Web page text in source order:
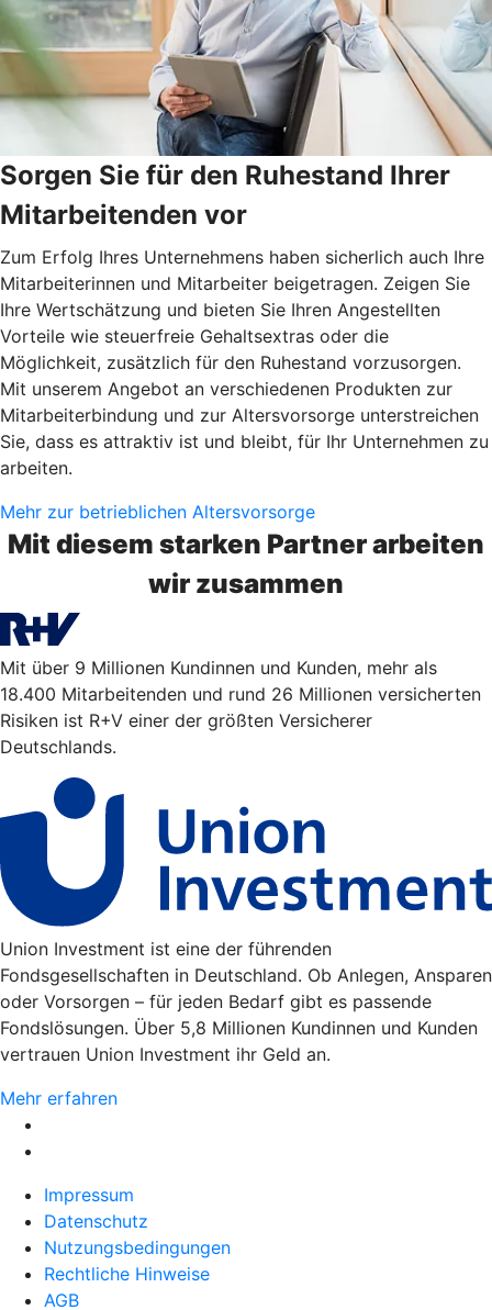
Sorgen Sie für den Ruhestand Ihrer
Mitarbeitenden vor
Zum Erfolg Ihres Unternehmens haben sicherlich auch Ihre
Mitarbeiterinnen und Mitarbeiter beigetragen. Zeigen Sie
Ihre Wertschätzung und bieten Sie Ihren Angestellten
Vorteile wie steuerfreie Gehaltsextras oder die
Möglichkeit, zusätzlich für den Ruhestand vorzusorgen.
Mit unserem Angebot an verschiedenen Produkten zur
Mitarbeiterbindung und zur Altersvorsorge unterstreichen
Sie, dass es attraktiv ist und bleibt, für Ihr Unternehmen zu
arbeiten.
Mehr zur betrieblichen Altersvorsorge
Mit diesem starken Partner arbeiten
wir zusammen
Mit über 9 Millionen Kundinnen und Kunden, mehr als
18.400 Mitarbeitenden und rund 26 Millionen versicherten
Risiken ist R+V einer der größten Versicherer
Deutschlands.
Union Investment ist eine der führenden
Fondsgesellschaften in Deutschland. Ob Anlegen, Ansparen
oder Vorsorgen – für jeden Bedarf gibt es passende
Fondslösungen. Über 5,8 Millionen Kundinnen und Kunden
vertrauen Union Investment ihr Geld an.
Mehr erfahren
Impressum
Datenschutz
Nutzungsbedingungen
Rechtliche Hinweise
AGB